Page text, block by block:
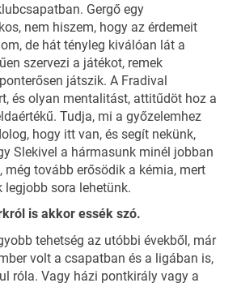
Gergő egy
nem hiszem, hogy az érdemeit
de hát tényleg kiválóan lát a
szervezi a játékot, remek
játszik. A Fradival
és olyan mentalitást, attitűdöt hoz a
Tudja, mi a győzelemhez
hogy itt van, és segít nekünk,
Slekivel a hármasunk minél jobban
még tovább erősödik a kémia, mert
legjobb sora lehetünk.
is akkor essék szó.
tehetség az utóbbi évekből, már
volt a csapatban és a ligában is,
róla. Vagy házi pontkirály vagy a